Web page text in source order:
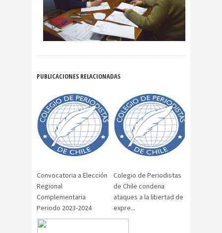
Gamboa
Alcaldía Ciudadana de
Valparaíso
Alejandro
Alto Comisionado de ONU
para los DDHH
Álvaro
Elizalde
Alvaro
Ortiz
amenaz
as
Aminátegui
Amnistía
Andrés
Oppenheimer
ANEF
ANEF
Tarapacá
ANID
aniversar
Aniversario
PUBLICACIONES RELACIONADAS
Convocatoria a Elección
Regional
Complementaria
Periodo 2023-2024
Colegio de Periodistas
de Chile condena
ataques a la libertad de
expre...